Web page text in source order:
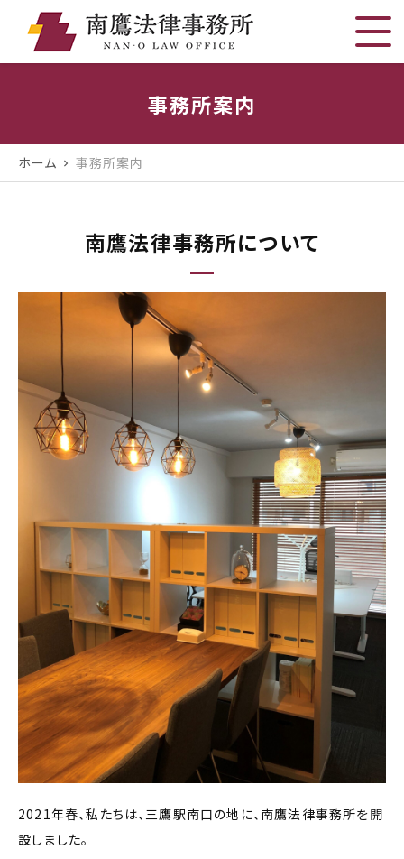
事務所案内
ホーム chevron_right 事務所案内
南鷹法律事務所について
2021年春、私たちは、三鷹駅南口の地に、南鷹法律事務所を開
設しました。